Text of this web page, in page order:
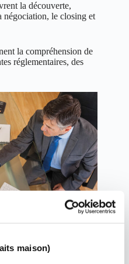
maison)
la découverte,
négociation, le closing et
la compréhension de
réglementaires, des
et les met au
dans les produits